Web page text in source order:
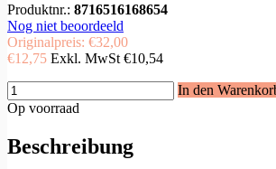
Produktnr.: 8716516168654
Nog niet beoordeeld
Originalpreis: €32,00
€12,75 Exkl. MwSt €10,54
In den
Op voorraad
Beschreibung